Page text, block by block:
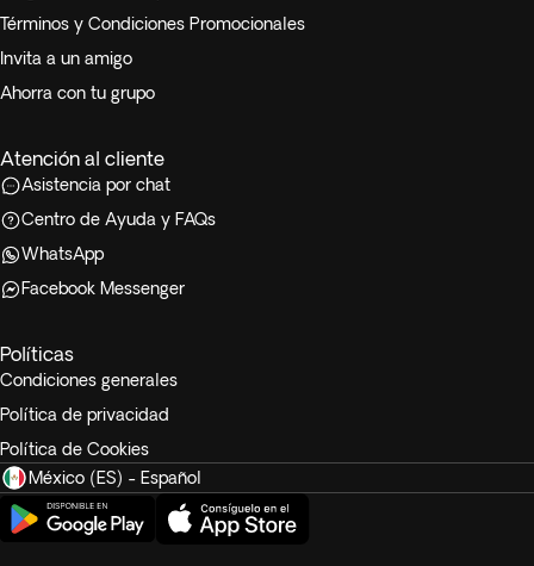
Términos y Condiciones Promocionales
Invita a un amigo
Ahorra con tu grupo
Atención al cliente
Asistencia por chat
Centro de Ayuda y FAQs
WhatsApp
Facebook Messenger
Políticas
Condiciones generales
Política de privacidad
Política de Cookies
México (ES) - Español